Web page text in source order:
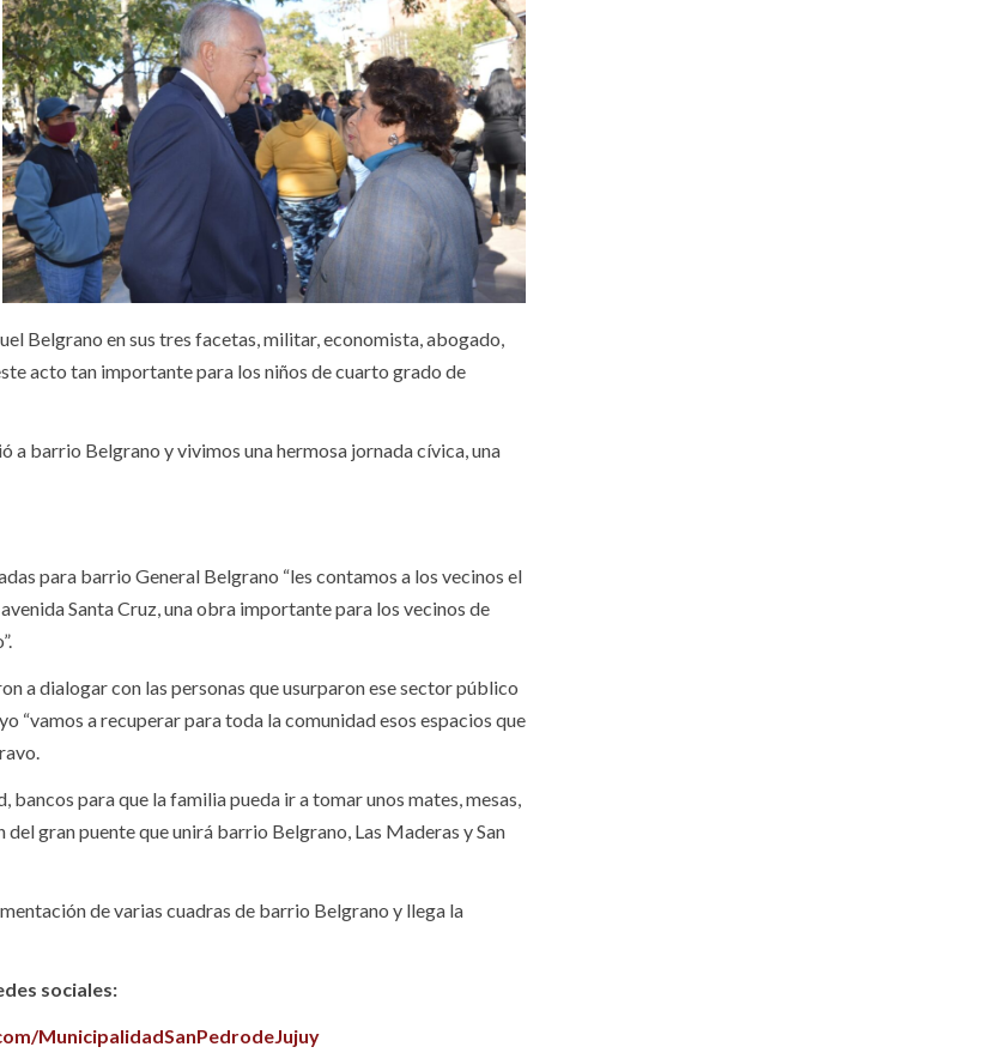
Belgrano en sus tres facetas, militar, economista, abogado,
acto tan importante para los niños de cuarto grado de
barrio Belgrano y vivimos una hermosa jornada cívica, una
para barrio General Belgrano “les contamos a los vecinos el
Santa Cruz, una obra importante para los vecinos de
a dialogar con las personas que usurparon ese sector público
“vamos a recuperar para toda la comunidad esos espacios que
para que la familia pueda ir a tomar unos mates, mesas,
gran puente que unirá barrio Belgrano, Las Maderas y San
de varias cuadras de barrio Belgrano y llega la
sociales:
MunicipalidadSanPedrodeJujuy